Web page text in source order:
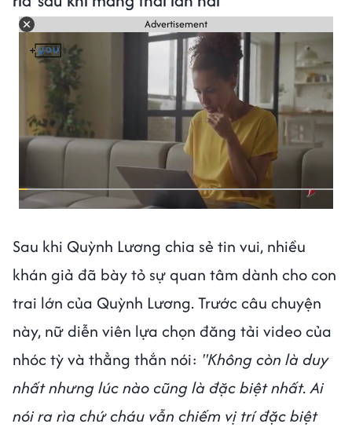
Advertisement
Sau khi Quỳnh Lương chia sẻ tin vui, nhiều
khán giả đã bày tỏ sự quan tâm dành cho con
trai lớn của Quỳnh Lương. Trước câu chuyện
này, nữ diễn viên lựa chọn đăng tải video của
nhóc tỳ và thẳng thắn nói: "Không còn là duy
nhất nhưng lúc nào cũng là đặc biệt nhất. Ai
nói ra rìa chứ cháu vẫn chiếm vị trí đặc biệt